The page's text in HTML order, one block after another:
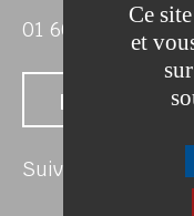
01 60 22 25 63
Nous
Suivez-nous
Ce
et